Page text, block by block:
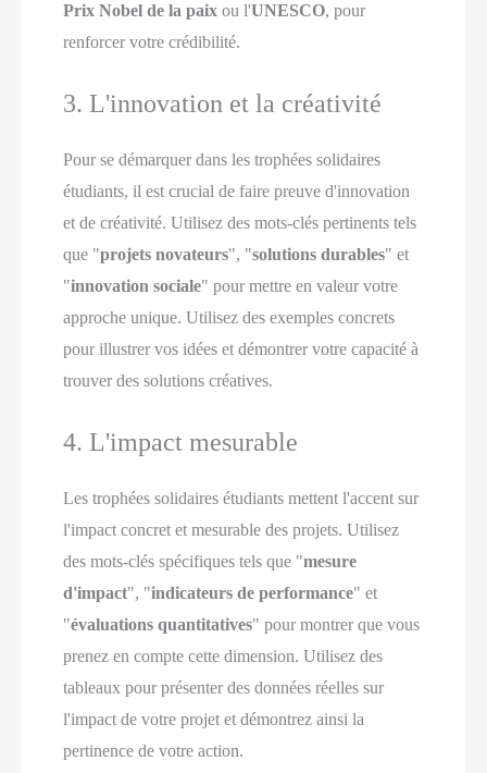
Prix Nobel de la paix ou l'UNESCO, pour
renforcer votre crédibilité.
3. L'innovation et la créativité
Pour se démarquer dans les trophées solidaires
étudiants, il est crucial de faire preuve d'innovation
et de créativité. Utilisez des mots-clés pertinents tels
que "projets novateurs", "solutions durables" et
"innovation sociale" pour mettre en valeur votre
approche unique. Utilisez des exemples concrets
pour illustrer vos idées et démontrer votre capacité à
trouver des solutions créatives.
4. L'impact mesurable
Les trophées solidaires étudiants mettent l'accent sur
l'impact concret et mesurable des projets. Utilisez
des mots-clés spécifiques tels que "mesure
d'impact", "indicateurs de performance" et
"évaluations quantitatives" pour montrer que vous
prenez en compte cette dimension. Utilisez des
tableaux pour présenter des données réelles sur
l'impact de votre projet et démontrez ainsi la
pertinence de votre action.